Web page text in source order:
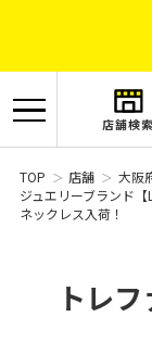
店舗検索
TOP 店舗 大阪
ジュエリーブランド
ネックレス入荷！
トレ